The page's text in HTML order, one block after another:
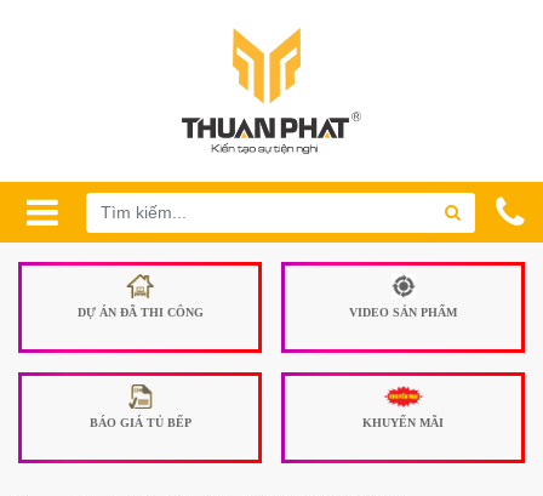
DỰ ÁN ĐÃ THI CÔNG VIDEO SẢN PHẨM
BÁO GIÁ TỦ BẾP KHUYẾN MÃI